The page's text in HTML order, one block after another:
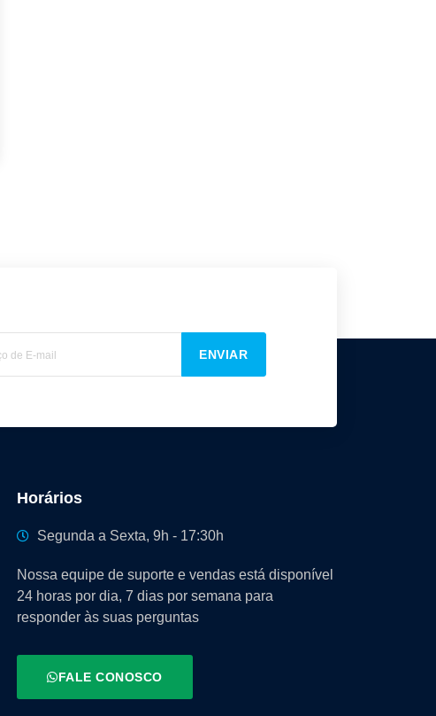
ENVIAR
Horários
Segunda a Sexta, 9h - 17:30h
Nossa equipe de suporte e vendas está disponível
24 horas por dia, 7 dias por semana para
responder às suas perguntas
FALE CONOSCO